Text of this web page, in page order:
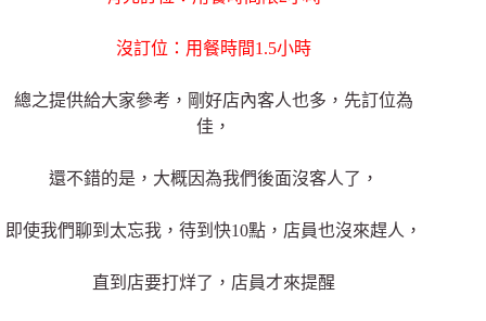
沒訂位：用餐時間1.5小時
總之提供給大家參考，剛好店內客人也多，先訂位為
佳，
還不錯的是，大概因為我們後面沒客人了，
即使我們聊到太忘我，待到快10點，店員也沒來趕人，
直到店要打烊了，店員才來提醒